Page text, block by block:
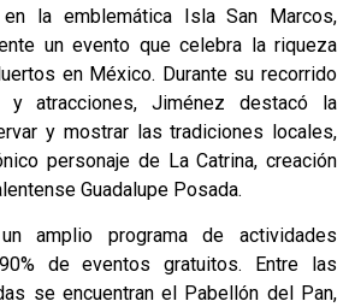
la emblemática Isla San Marcos,
un evento que celebra la riqueza
en México. Durante su recorrido
atracciones, Jiménez destacó la
y mostrar las tradiciones locales,
personaje de La Catrina, creación
Guadalupe Posada.
amplio programa de actividades
de eventos gratuitos. Entre las
se encuentran el Pabellón del Pan,